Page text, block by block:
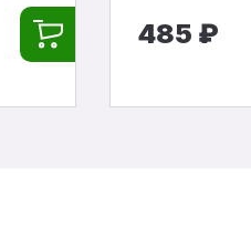
485 ₽